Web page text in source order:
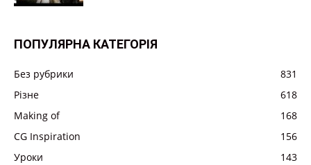
ПОПУЛЯРНА КАТЕГОРІЯ
Без рубрики
831
Різне
618
Making of
168
CG Inspiration
156
Уроки
143